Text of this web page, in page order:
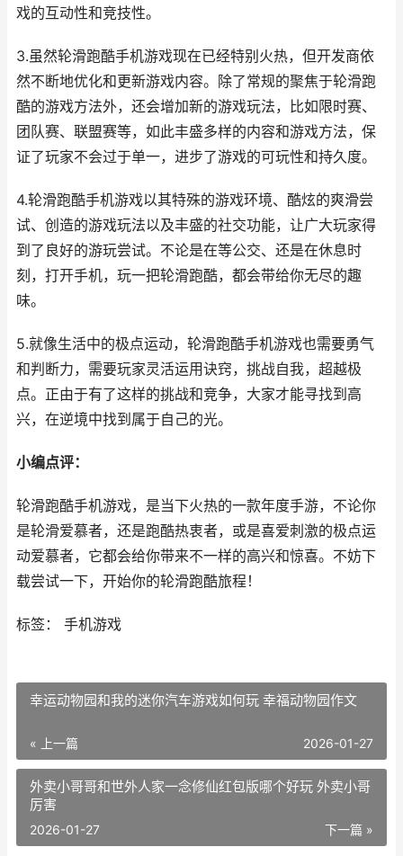
戏的互动性和竞技性。
3.虽然轮滑跑酷手机游戏现在已经特别火热，但开发商依
然不断地优化和更新游戏内容。除了常规的聚焦于轮滑跑
酷的游戏方法外，还会增加新的游戏玩法，比如限时赛、
团队赛、联盟赛等，如此丰盛多样的内容和游戏方法，保
证了玩家不会过于单一，进步了游戏的可玩性和持久度。
4.轮滑跑酷手机游戏以其特殊的游戏环境、酷炫的爽滑尝
试、创造的游戏玩法以及丰盛的社交功能，让广大玩家得
到了良好的游玩尝试。不论是在等公交、还是在休息时
刻，打开手机，玩一把轮滑跑酷，都会带给你无尽的趣
味。
5.就像生活中的极点运动，轮滑跑酷手机游戏也需要勇气
和判断力，需要玩家灵活运用诀窍，挑战自我，超越极
点。正由于有了这样的挑战和竞争，大家才能寻找到高
兴，在逆境中找到属于自己的光。
小编点评：
轮滑跑酷手机游戏，是当下火热的一款年度手游，不论你
是轮滑爱慕者，还是跑酷热衷者，或是喜爱刺激的极点运
动爱慕者，它都会给你带来不一样的高兴和惊喜。不妨下
载尝试一下，开始你的轮滑跑酷旅程！
标签： 手机游戏
幸运动物园和我的迷你汽车游戏如何玩 幸福动物园作文
« 上一篇 2026-01-27
外卖小哥哥和世外人家一念修仙红包版哪个好玩 外卖小哥
厉害
下一篇 »
2026-01-27